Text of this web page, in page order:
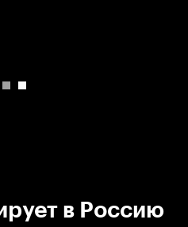
в Россию